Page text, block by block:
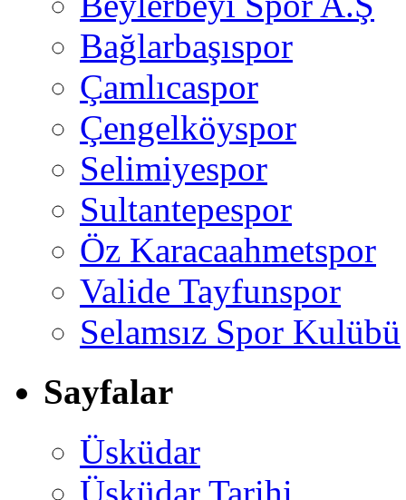
Bağlarbaşıspor
Çamlıcaspor
Çengelköyspor
Selimiyespor
Sultantepespor
Öz Karacaahmetspor
Valide Tayfunspor
Selamsız Spor Kulübü
Sayfalar
Üsküdar